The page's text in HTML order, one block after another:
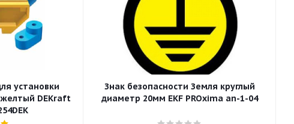
установки
DEKraft
Знак безопасности Земля круглый
диаметр 20мм EKF PROxima an-1-04